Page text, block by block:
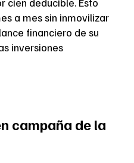
a mes sin inmovilizar
financiero de su
inversiones
campaña de la